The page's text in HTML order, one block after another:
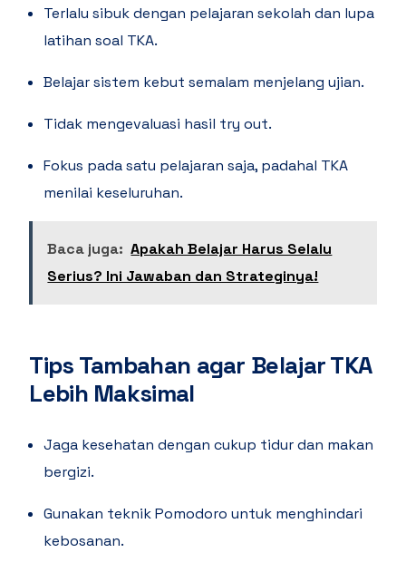
Terlalu sibuk dengan pelajaran sekolah dan lupa
latihan soal TKA.
Belajar sistem kebut semalam menjelang ujian.
Tidak mengevaluasi hasil try out.
Fokus pada satu pelajaran saja, padahal TKA
menilai keseluruhan.
Baca juga: Apakah Belajar Harus Selalu
Serius? Ini Jawaban dan Strateginya!
Tips Tambahan agar Belajar TKA
Lebih Maksimal
Jaga kesehatan dengan cukup tidur dan makan
bergizi.
Gunakan teknik Pomodoro untuk menghindari
kebosanan.